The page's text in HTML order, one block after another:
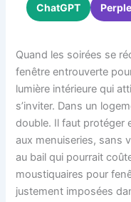
ChatGPT
Quand les soirées se
fenêtre entrouverte
lumière intérieure qui
s’inviter. Dans un
double. Il faut protéger
aux menuiseries, sans
au bail qui pourrait
moustiquaires pour
justement imposées